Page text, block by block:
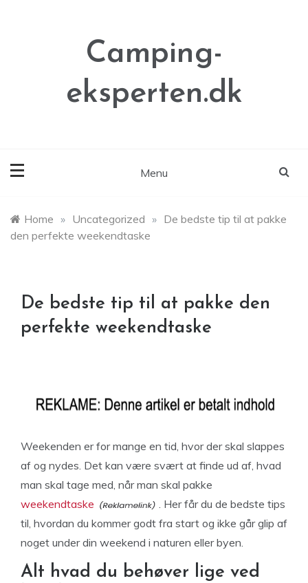
Camping-
eksperten.dk
Menu
Home » Uncategorized » De bedste tip til at pakke
den perfekte weekendtaske
De bedste tip til at pakke den
perfekte weekendtaske
Weekenden er for mange en tid, hvor der skal slappes
af og nydes. Det kan være svært at finde ud af, hvad
man skal tage med, når man skal pakke
weekendtaske
. Her får du de bedste tips
til, hvordan du kommer godt fra start og ikke går glip af
noget under din weekend i naturen eller byen.
Alt hvad du behøver lige ved